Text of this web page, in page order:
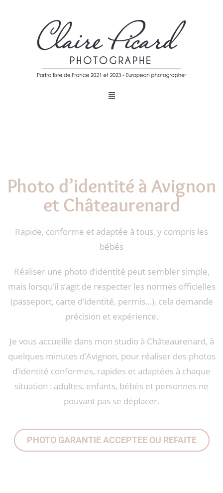
Photo d’identité à Avignon
et Châteaurenard
Rapide, conforme et adaptée à tous, y compris les
bébés
Réaliser une photo d’identité peut sembler simple,
mais lorsqu’il s’agit de respecter les normes officielles
(passeport, carte d’identité, permis…), cela demande
précision et expérience.
Je vous accueille dans mon studio à Châteaurenard, à
quelques minutes d’Avignon, pour réaliser des photos
d’identité conformes, rapides et adaptées à chaque
situation : adultes, enfants, bébés et personnes ne
pouvant pas se déplacer.
PHOTO GARANTIE ACCEPTEE OU REFAITE